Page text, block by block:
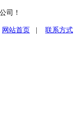
司！
网站首页 联系方式